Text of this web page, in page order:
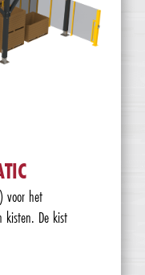
voor het
kisten. De kist